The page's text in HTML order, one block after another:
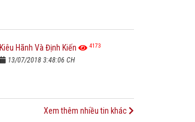
Kiêu Hãnh Và Định Kiến 4173
13/07/2018 3:48:06 CH
Xem thêm nhiều tin khác